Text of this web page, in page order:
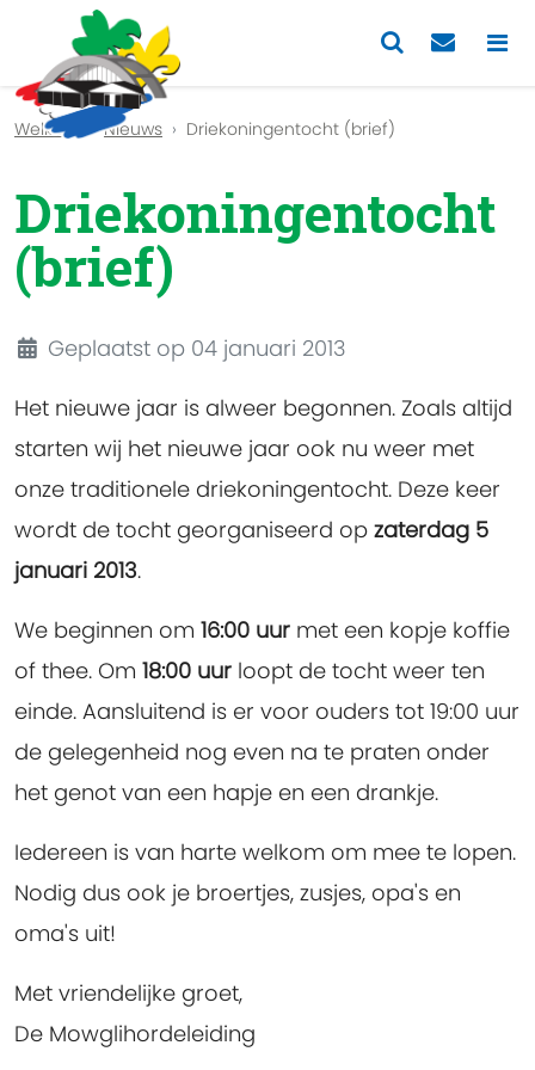
Previous
Welkom Nieuws Driekoningentocht (brief)
Driekoningentocht
(brief)
DetailsGeplaatst op 04 januari 2013
Het nieuwe jaar is alweer begonnen. Zoals altijd
starten wij het nieuwe jaar ook nu weer met
onze traditionele driekoningentocht. Deze keer
wordt de tocht georganiseerd op zaterdag 5
januari 2013.
We beginnen om 16:00 uur met een kopje koffie
of thee. Om 18:00 uur loopt de tocht weer ten
einde. Aansluitend is er voor ouders tot 19:00 uur
de gelegenheid nog even na te praten onder
het genot van een hapje en een drankje.
Iedereen is van harte welkom om mee te lopen.
Nodig dus ook je broertjes, zusjes, opa's en
oma's uit!
Met vriendelijke groet,
De Mowglihordeleiding